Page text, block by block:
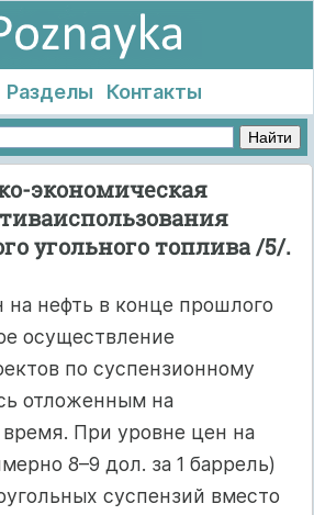
Разделы Контакты
экономическая
угольного топлива /5/.
на нефть в конце прошлого
осуществление
по суспензионному
отложенным на
При уровне цен на
8–9 дол. за 1 баррель)
суспензий вместо